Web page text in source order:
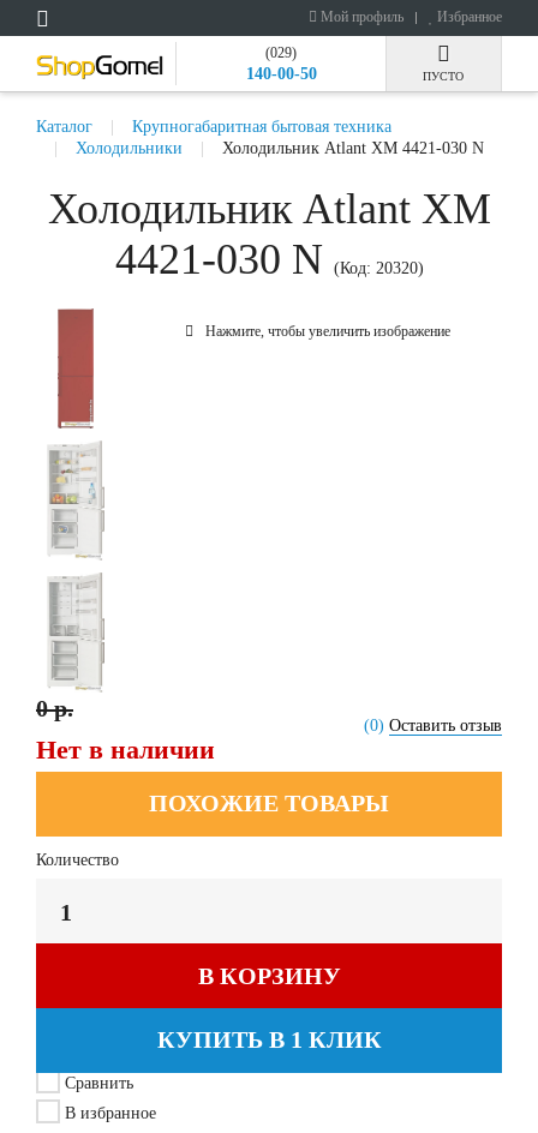
Мой профиль Избранное
(029)
140-00-50 ПУСТО
Каталог
Крупногабаритная бытовая техника
Холодильники
Холодильник Atlant ХМ 4421-030 N
Холодильник Atlant ХМ
4421-030 N (Код: 20320)
Нажмите, чтобы увеличить изображение
(0) Оставить отзыв
0 р.
Нет в наличии
ПОХОЖИЕ ТОВАРЫ
Количество
В КОРЗИНУ
КУПИТЬ В 1 КЛИК
Сравнить
В избранное